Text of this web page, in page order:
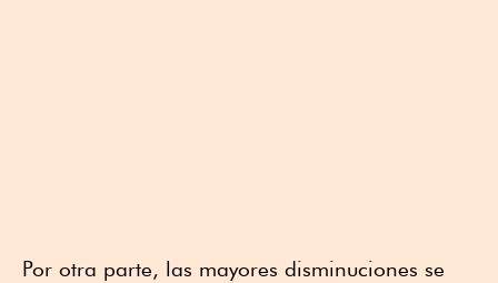
Por otra parte, las mayores disminuciones se